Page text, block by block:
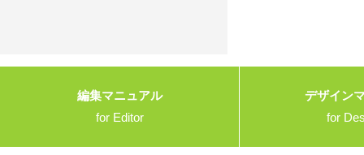
編集マニュアル
for Editor
デザイン
for